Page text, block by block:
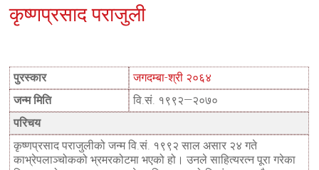
कृष्णप्रसाद पराजुली
पुरस्कार
जगदम्बा-श्री २०६४
जन्म मिति
वि.सं. १९९२—२०७०
परिचय
कृष्णप्रसाद पराजुलीको जन्म वि.सं. १९९२ साल असार २४ गते
काभ्रेपलाञ्चोकको भ्रमरकोटमा भएको हो। उनले साहित्यरत्न पूरा गरेका